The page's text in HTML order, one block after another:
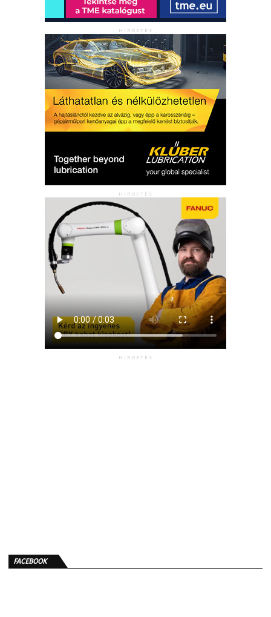
HIRDETÉS
HIRDETÉS
HIRDETÉS
FACEBOOK